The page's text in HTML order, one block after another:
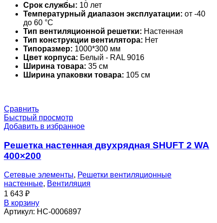
Срок службы: 10 лет
Температурный диапазон эксплуатации: от -40
до 60 °С
Тип вентиляционной решетки: Настенная
Тип конструкции вентилятора: Нет
Типоразмер: 1000*300 мм
Цвет корпуса: Белый - RAL 9016
Ширина товара: 35 см
Ширина упаковки товара: 105 см
Сравнить
Быстрый просмотр
Добавить в избранное
Решетка настенная двухрядная SHUFT 2 WA
400×200
Сетевые элементы, Решетки вентиляционные
настенные, Вентиляция
1 643 ₽
В корзину
Артикул: НС-0006897